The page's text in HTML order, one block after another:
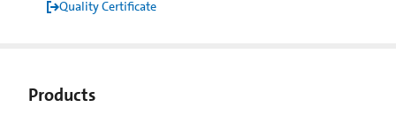
Quality Certificate
Products